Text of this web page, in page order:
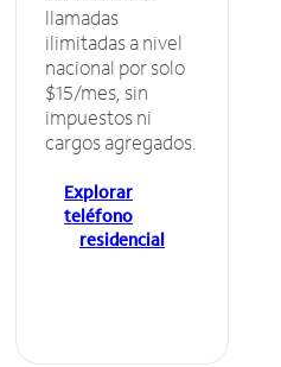
llamadas
ilimitadas a nivel
nacional por solo
$15/mes, sin
impuestos ni
cargos agregados.
Explorar
teléfono
residencial